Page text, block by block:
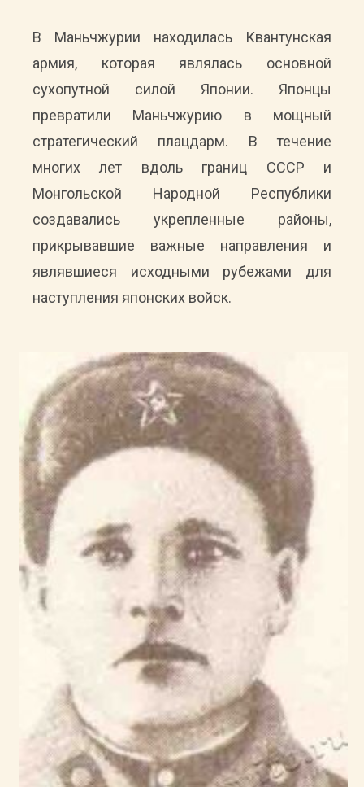
В Маньчжурии находилась Квантунская
армия, которая являлась основной
сухопутной силой Японии. Японцы
превратили Маньчжурию в мощный
стратегический плацдарм. В течение
многих лет вдоль границ СССР и
Монгольской Народной Республики
создавались укрепленные районы,
прикрывавшие важные направления и
являвшиеся исходными рубежами для
наступления японских войск.